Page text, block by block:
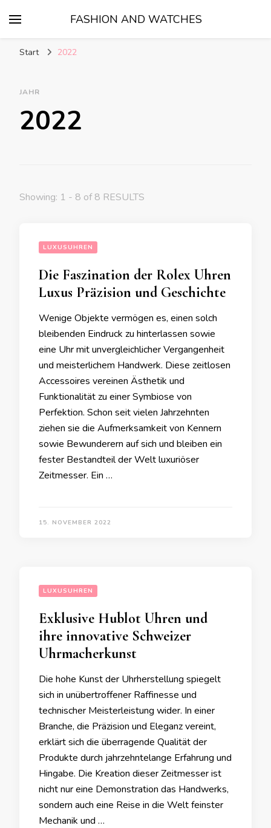
FASHION AND WATCHES
Start 2022
JAHR
2022
Showing: 1 - 8 of 8 RESULTS
LUXUSUHREN
Die Faszination der Rolex Uhren
Luxus Präzision und Geschichte
Wenige Objekte vermögen es, einen solch
bleibenden Eindruck zu hinterlassen sowie
eine Uhr mit unvergleichlicher Vergangenheit
und meisterlichem Handwerk. Diese zeitlosen
Accessoires vereinen Ästhetik und
Funktionalität zu einer Symbiose von
Perfektion. Schon seit vielen Jahrzehnten
ziehen sie die Aufmerksamkeit von Kennern
sowie Bewunderern auf sich und bleiben ein
fester Bestandteil der Welt luxuriöser
Zeitmesser. Ein …
15. NOVEMBER 2022
LUXUSUHREN
Exklusive Hublot Uhren und
ihre innovative Schweizer
Uhrmacherkunst
Die hohe Kunst der Uhrherstellung spiegelt
sich in unübertroffener Raffinesse und
technischer Meisterleistung wider. In einer
Branche, die Präzision und Eleganz vereint,
erklärt sich die überragende Qualität der
Produkte durch jahrzehntelange Erfahrung und
Hingabe. Die Kreation dieser Zeitmesser ist
nicht nur eine Demonstration das Handwerks,
sondern auch eine Reise in die Welt feinster
Mechanik und …